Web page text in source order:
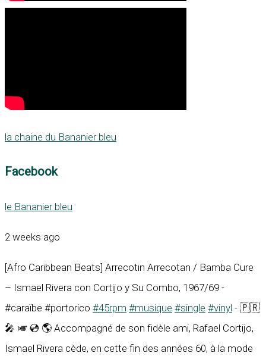
la chaine du Bananier bleu
Facebook
le Bananier bleu
2 weeks ago
[Afro Caribbean Beats] Arrecotin Arrecotan / Bamba Cure
– Ismael Rivera con Cortijo y Su Combo, 1967/69 -
#caraïbe #portorico #45rpm #musique #single #vinyl - 🇵🇷
🎤 🎺 💿 🌎 Accompagné de son fidèle ami, Rafael Cortijo,
Ismael Rivera cède, en cette fin des années 60, à la mode